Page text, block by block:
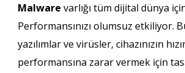
Malware varlığı tüm dijital dünya
Performansınızı olumsuz etkiliyor.
yazılımlar ve virüsler, cihazınızın
performansına zarar vermek için